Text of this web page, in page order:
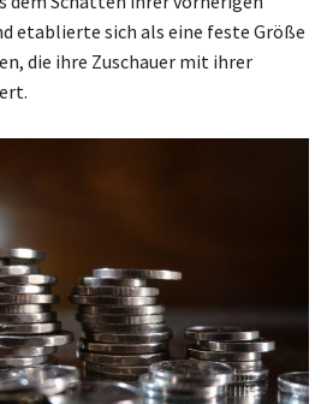
etablierte sich als eine feste Größe
die ihre Zuschauer mit ihrer